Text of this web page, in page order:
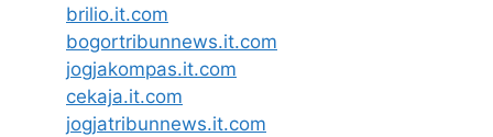
brilio.it.com
bogortribunnews.it.com
jogjakompas.it.com
cekaja.it.com
jogjatribunnews.it.com